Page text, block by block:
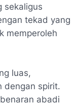
sekaligus
tekad yang
memperoleh
luas,
dengan spirit.
abadi